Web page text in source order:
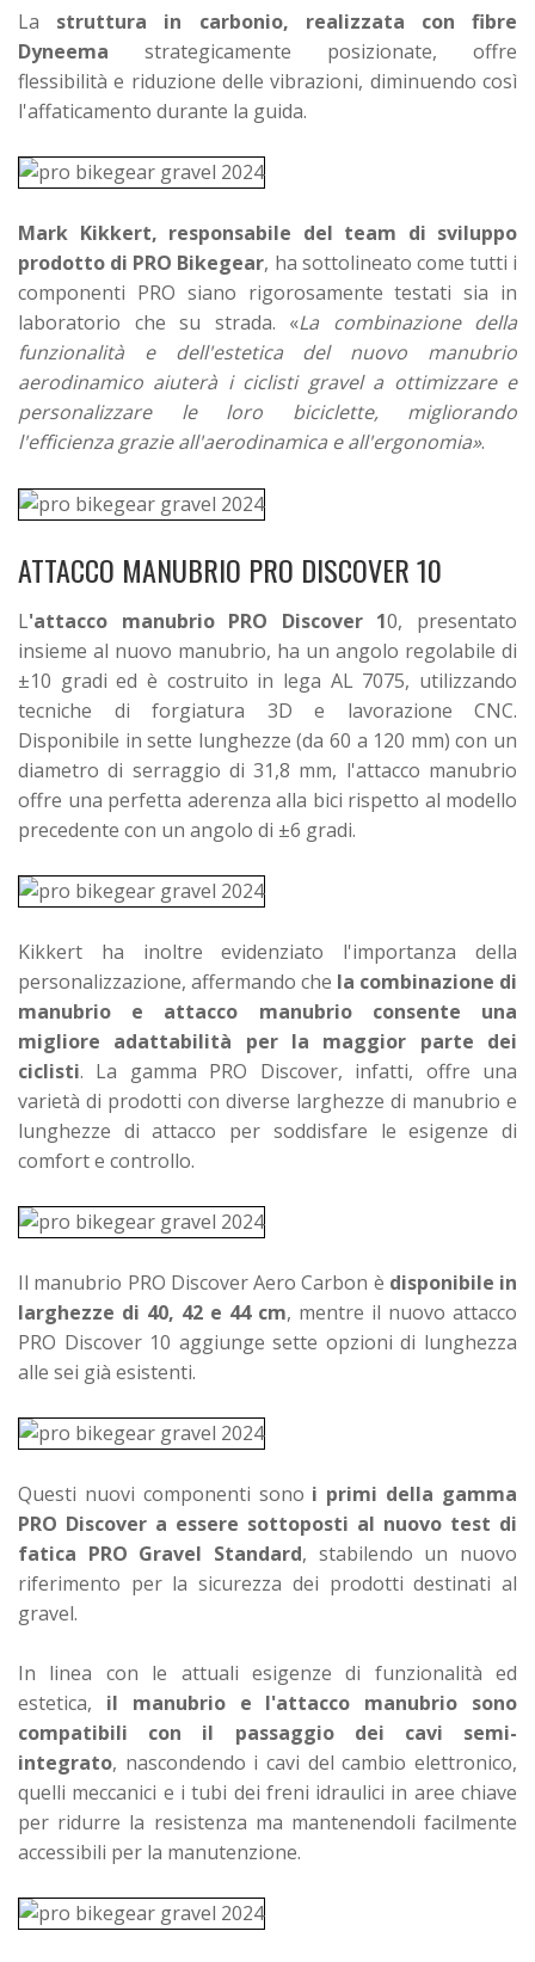
La struttura in carbonio, realizzata con fibre
Dyneema strategicamente posizionate, offre
flessibilità e riduzione delle vibrazioni, diminuendo così
l'affaticamento durante la guida.
Mark Kikkert, responsabile del team di sviluppo
prodotto di PRO Bikegear, ha sottolineato come tutti i
componenti PRO siano rigorosamente testati sia in
laboratorio che su strada. «La combinazione della
funzionalità e dell'estetica del nuovo manubrio
aerodinamico aiuterà i ciclisti gravel a ottimizzare e
personalizzare le loro biciclette, migliorando
l'efficienza grazie all'aerodinamica e all'ergonomia».
ATTACCO MANUBRIO PRO DISCOVER 10
L'attacco manubrio PRO Discover 10, presentato
insieme al nuovo manubrio, ha un angolo regolabile di
±10 gradi ed è costruito in lega AL 7075, utilizzando
tecniche di forgiatura 3D e lavorazione CNC.
Disponibile in sette lunghezze (da 60 a 120 mm) con un
diametro di serraggio di 31,8 mm, l'attacco manubrio
offre una perfetta aderenza alla bici rispetto al modello
precedente con un angolo di ±6 gradi.
Kikkert ha inoltre evidenziato l'importanza della
personalizzazione, affermando che la combinazione di
manubrio e attacco manubrio consente una
migliore adattabilità per la maggior parte dei
ciclisti. La gamma PRO Discover, infatti, offre una
varietà di prodotti con diverse larghezze di manubrio e
lunghezze di attacco per soddisfare le esigenze di
comfort e controllo.
Il manubrio PRO Discover Aero Carbon è disponibile in
larghezze di 40, 42 e 44 cm, mentre il nuovo attacco
PRO Discover 10 aggiunge sette opzioni di lunghezza
alle sei già esistenti.
Questi nuovi componenti sono i primi della gamma
PRO Discover a essere sottoposti al nuovo test di
fatica PRO Gravel Standard, stabilendo un nuovo
riferimento per la sicurezza dei prodotti destinati al
gravel.
In linea con le attuali esigenze di funzionalità ed
estetica, il manubrio e l'attacco manubrio sono
compatibili con il passaggio dei cavi semi-
integrato, nascondendo i cavi del cambio elettronico,
quelli meccanici e i tubi dei freni idraulici in aree chiave
per ridurre la resistenza ma mantenendoli facilmente
accessibili per la manutenzione.